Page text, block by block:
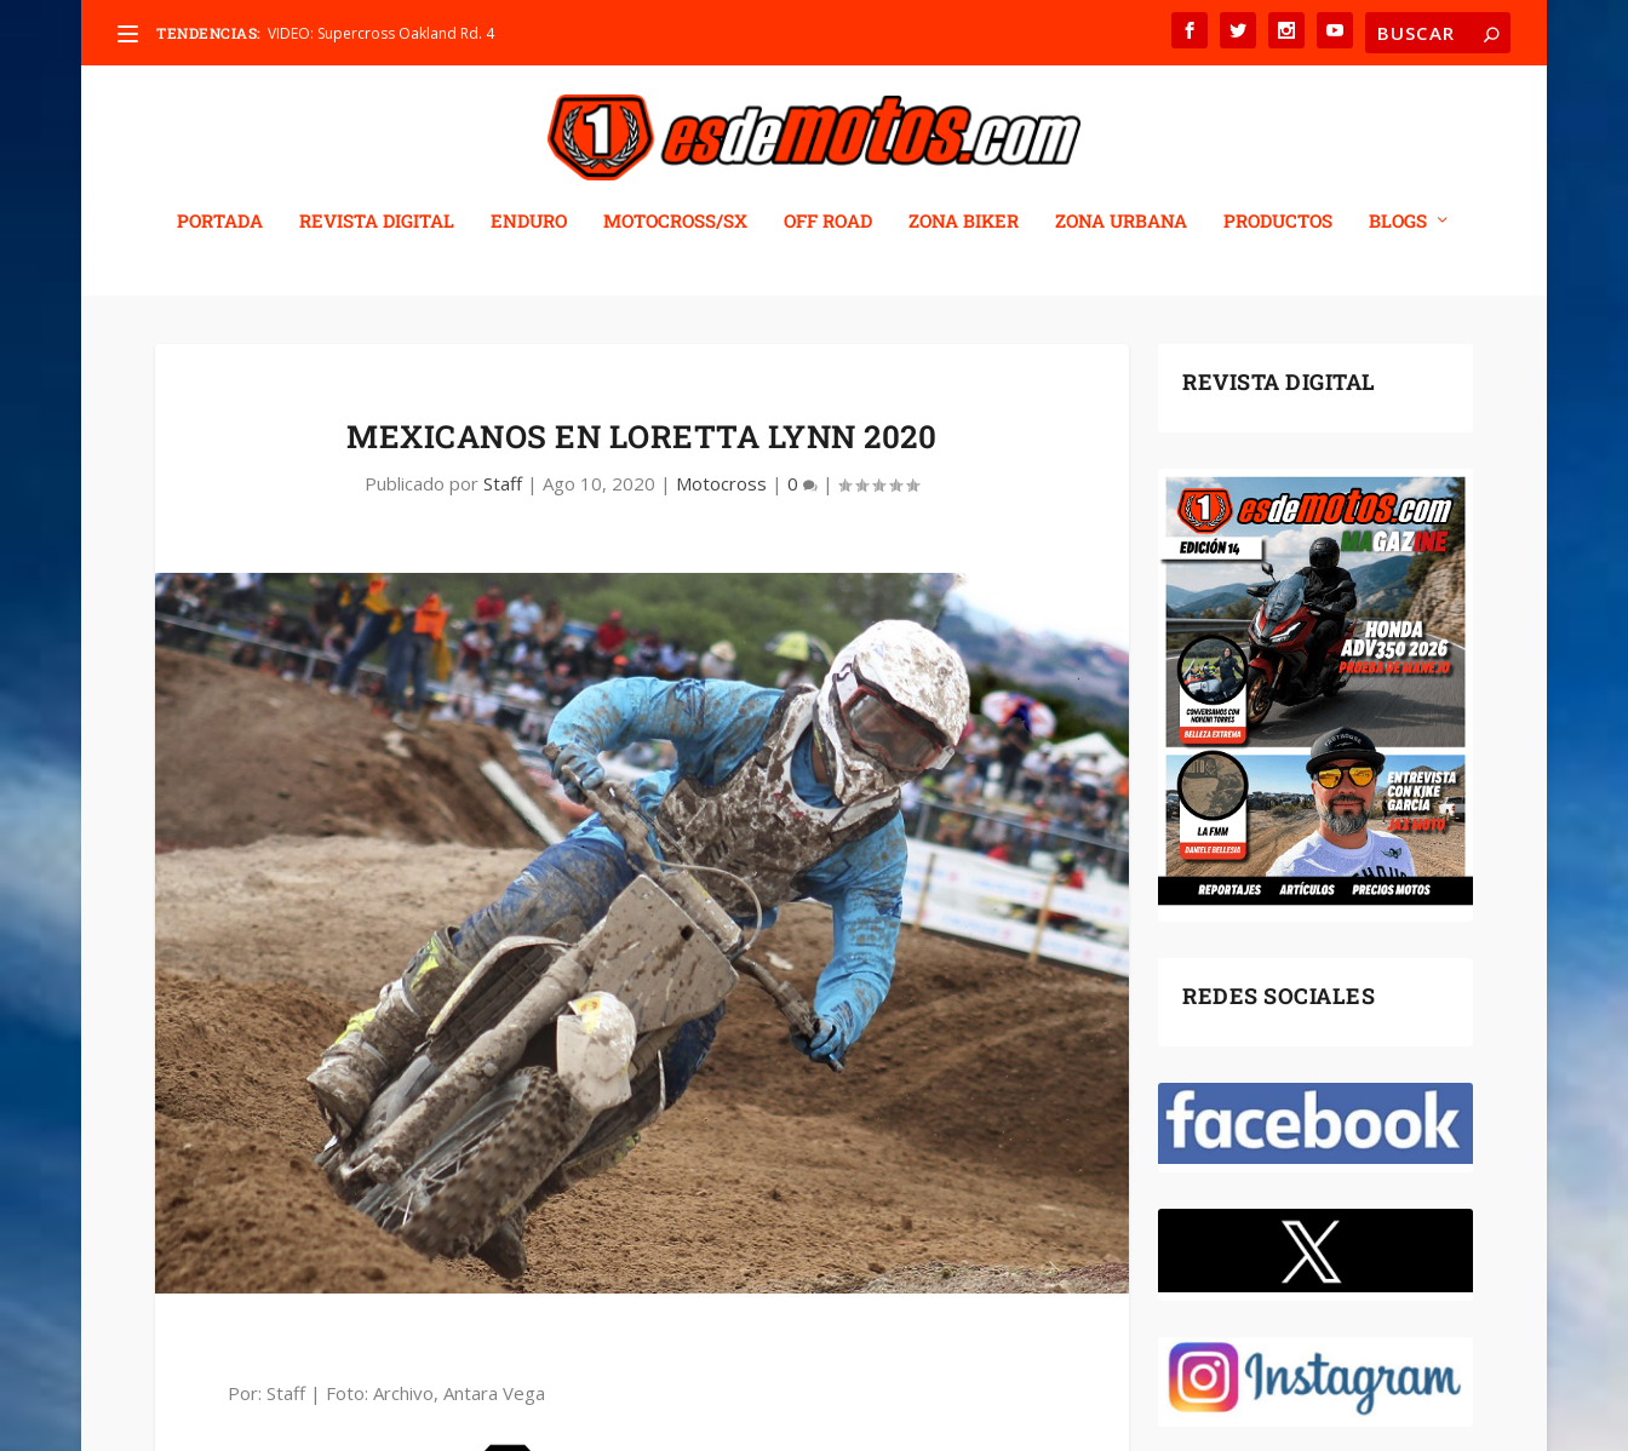
TENDENCIAS: VIDEO: Supercross Oakland Rd. 4
PORTADA REVISTA DIGITAL ENDURO MOTOCROSS/SX OFF ROAD ZONA BIKER ZONA URBANA PRODUCTOS BLOGS
MEXICANOS EN LORETTA LYNN 2020
Publicado porStaff|Ago 10, 2020 | Motocross |0 |
Por: Staff | Foto: Archivo, Antara Vega
REVISTA DIGITAL
REDES SOCIALES